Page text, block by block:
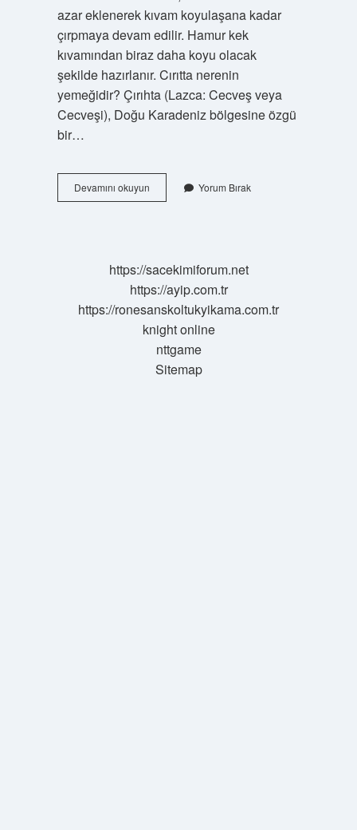
azar eklenerek kıvam koyulaşana kadar
çırpmaya devam edilir. Hamur kek
kıvamından biraz daha koyu olacak
şekilde hazırlanır. Cırıtta nerenin
yemeğidir? Çırıhta (Lazca: Cecveş veya
Cecveşi), Doğu Karadeniz bölgesine özgü
bir…
Devamını okuyunCırıtta
Nasıl
Yorum Bırak
https://sacekimiforum.net
https://ayip.com.tr
https://ronesanskoltukyikama.com.tr
knight online
nttgame
Sitemap